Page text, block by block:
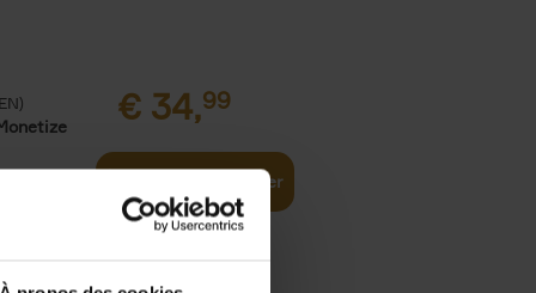
€ 34,99
Ajouter au panier